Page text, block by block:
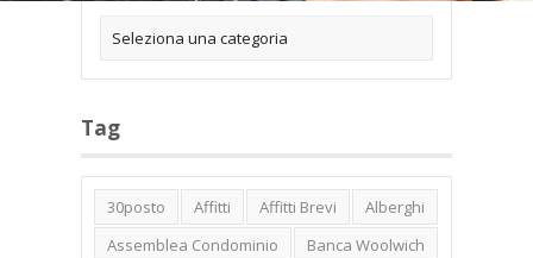
Tag
30posto Affitti Affitti Brevi
Alberghi
Assemblea Condominio
Banca Woolwich